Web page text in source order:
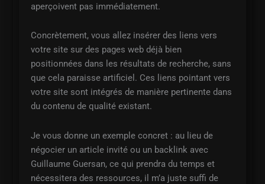
aperçoivent pas immédiatement.
Concrètement, vous allez insérer des liens vers
votre site sur des pages web déjà bien
positionnées dans les résultats de recherche, sans
que cela paraisse artificiel. Ces liens pointant vers
votre site sont intégrés de manière pertinente dans
du contenu de qualité existant.
Je vous donne un exemple concret : au lieu de
négocier un article invité ou un backlink avec
Guillaume Guersan, ce qui prendra du temps et
nécessitera des ressources, il m’a juste suffi de